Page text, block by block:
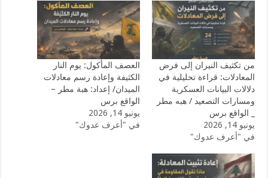
من تكثيف النيران إلى فرض
المعادلات: قراءة تحليلية في
دلالات البيانات العسكرية
ومسارات التصعيد / هبه مطر
_ الواقع برس
يونيو 14, 2026
في "أعرف عدوك"
العصف المأكول: يوم النار
الكثيفة وإعادة رسم معادلات
الميدان/ إعداد: هبة مطر –
الواقع برس
يونيو 14, 2026
في "أعرف عدوك"